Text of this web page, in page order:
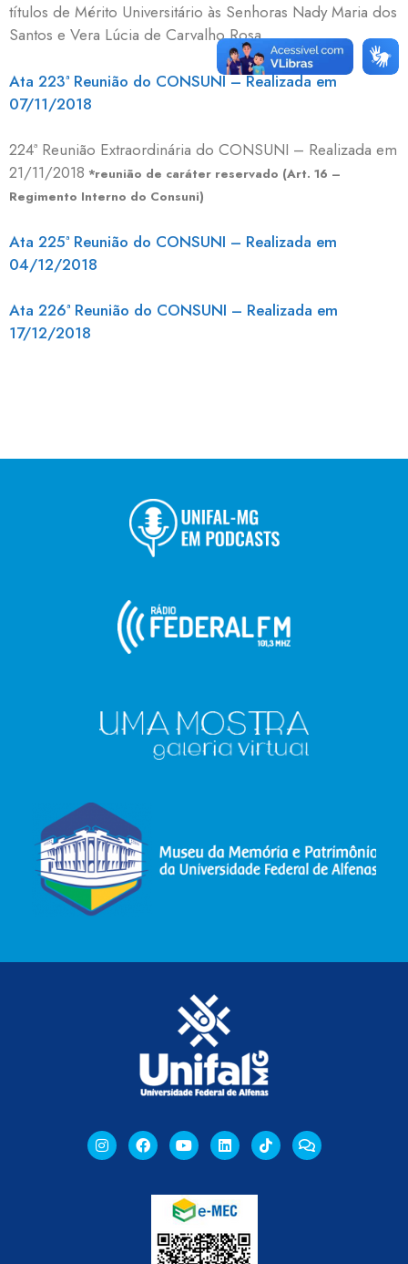
títulos de Mérito Universitário às Senhoras Nady Maria dos
Santos e Vera Lúcia de Carvalho Rosa.
Ata 223ª Reunião do CONSUNI – Realizada em
07/11/2018
224ª Reunião Extraordinária do CONSUNI – Realizada em
21/11/2018 *reunião de caráter reservado (Art. 16 –
Regimento Interno do Consuni)
Ata 225ª Reunião do CONSUNI – Realizada em
04/12/2018
Ata 226ª Reunião do CONSUNI – Realizada em
17/12/2018